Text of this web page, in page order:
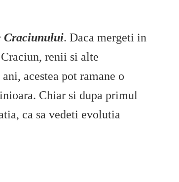
Craciunului. Daca mergeti in
renii si alte
acestea pot ramane o
Chiar si dupa primul
ca sa vedeti evolutia